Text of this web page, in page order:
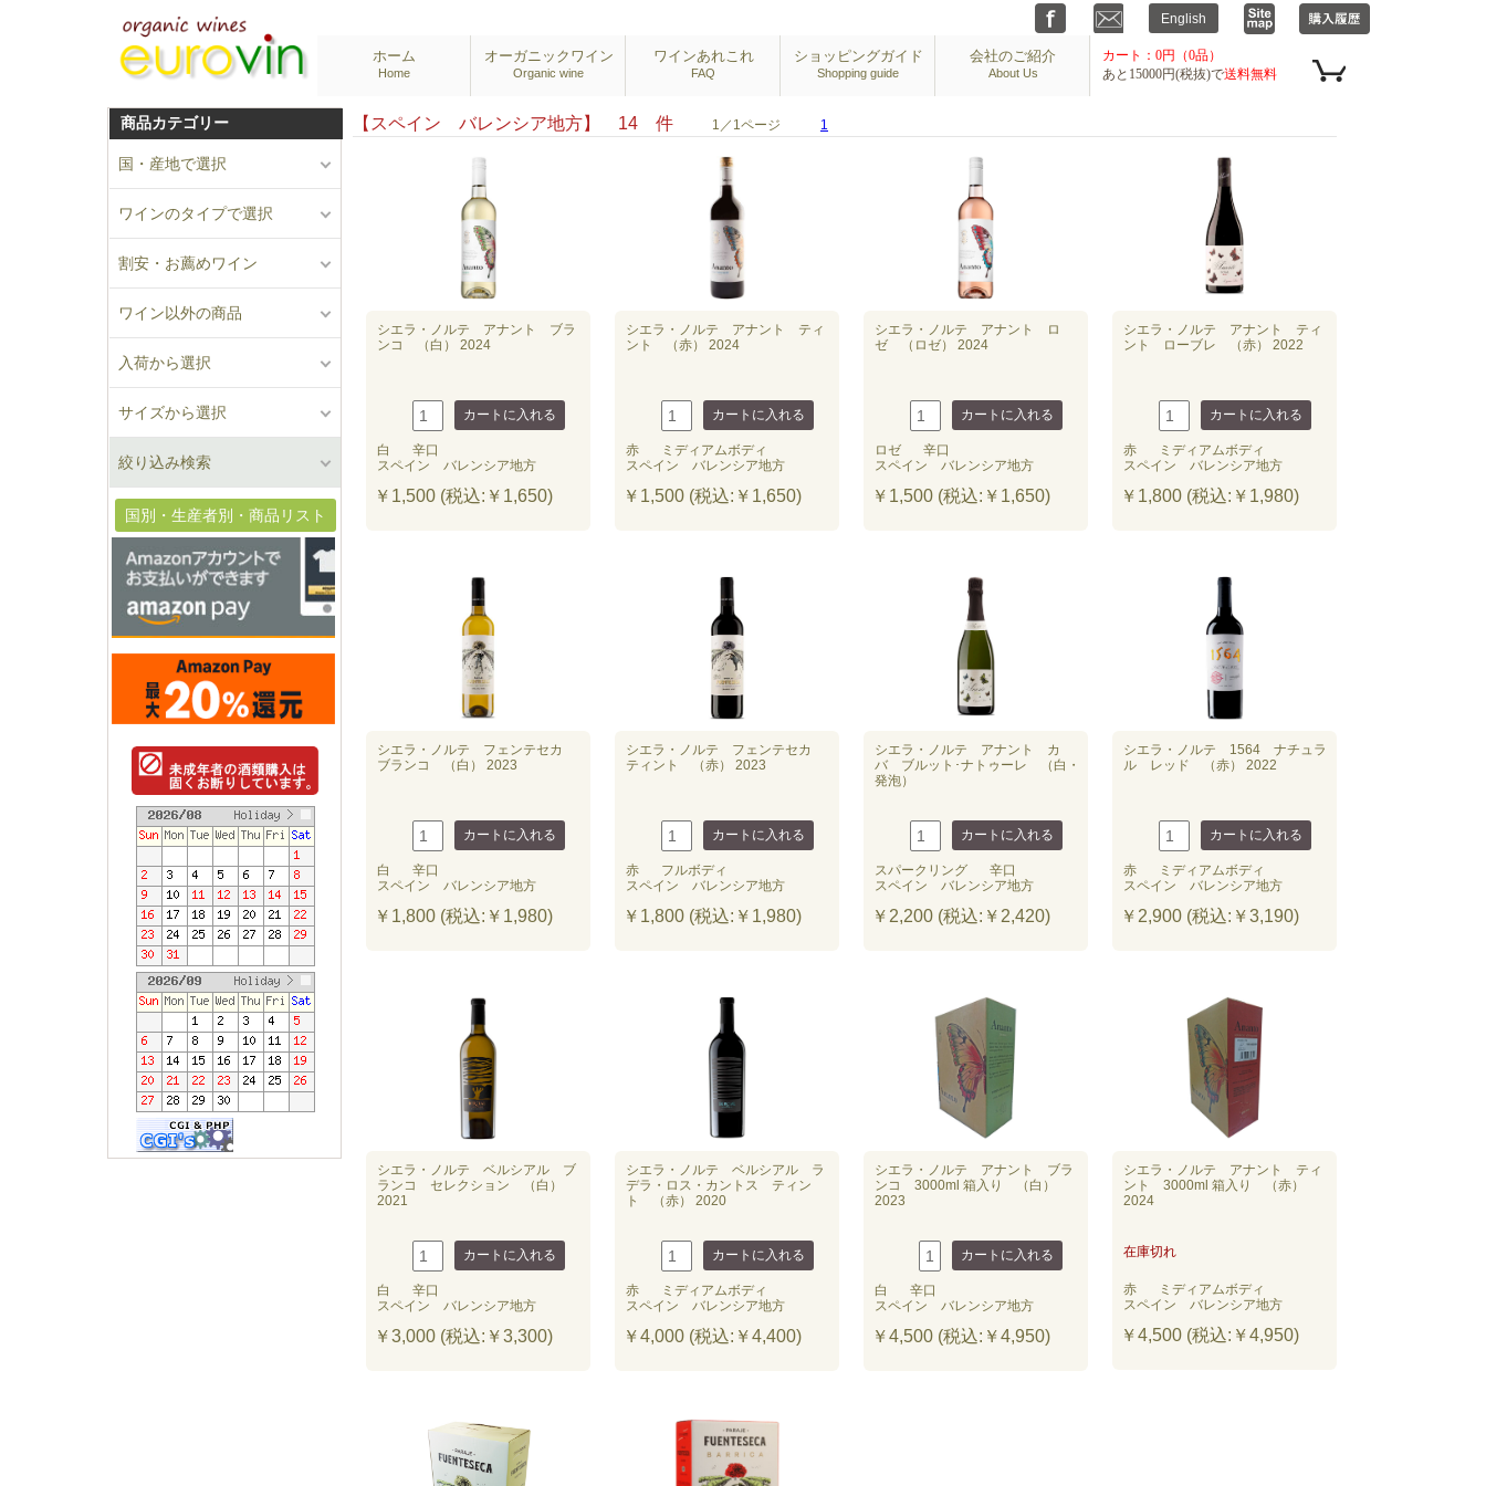
ホーム
Home
オーガニックワイン
Organic wine
ワインあれこれ
FAQ
ショッピングガイド
Shopping guide
会社のご紹介
About Us
カート：0円（0品）
あと15000円(税抜)で送料無料
商品カテゴリー
国・産地で選択
ワインのタイプで選択
割安・お薦めワイン
ワイン以外の商品
入荷から選択
サイズから選択
絞り込み検索
国別・生産者別・商品リスト
【スペイン バレンシア地方】 14 件 1／1ページ 1
シエラ・ノルテ アナント ブラ
ンコ （白） 2024
白
辛口
スペイン バレンシア地方
￥1,500 (税込:￥1,650)
シエラ・ノルテ アナント ティ
ント （赤） 2024
赤
ミディアムボディ
スペイン バレンシア地方
￥1,500 (税込:￥1,650)
シエラ・ノルテ アナント ロ
ゼ （ロゼ） 2024
ロゼ
辛口
スペイン バレンシア地方
￥1,500 (税込:￥1,650)
シエラ・ノルテ アナント ティ
ント ローブレ （赤） 2022
赤
ミディアムボディ
スペイン バレンシア地方
￥1,800 (税込:￥1,980)
シエラ・ノルテ フェンテセカ
ブランコ （白） 2023
白
辛口
スペイン バレンシア地方
￥1,800 (税込:￥1,980)
シエラ・ノルテ フェンテセカ
ティント （赤） 2023
赤
フルボディ
スペイン バレンシア地方
￥1,800 (税込:￥1,980)
シエラ・ノルテ アナント カ
バ ブルット･ナトゥーレ （白・
発泡）
スパークリング
辛口
スペイン バレンシア地方
￥2,200 (税込:￥2,420)
シエラ・ノルテ 1564 ナチュラ
ル レッド （赤） 2022
赤
ミディアムボディ
スペイン バレンシア地方
￥2,900 (税込:￥3,190)
シエラ・ノルテ ベルシアル ブ
ランコ セレクション （白）
2021
白
辛口
スペイン バレンシア地方
￥3,000 (税込:￥3,300)
シエラ・ノルテ ベルシアル ラ
デラ・ロス・カントス ティン
ト （赤） 2020
赤
ミディアムボディ
スペイン バレンシア地方
￥4,000 (税込:￥4,400)
シエラ・ノルテ アナント ブラ
ンコ 3000ml 箱入り （白）
2023
白
辛口
スペイン バレンシア地方
￥4,500 (税込:￥4,950)
シエラ・ノルテ アナント ティ
ント 3000ml 箱入り （赤）
2024
在庫切れ
赤
ミディアムボディ
スペイン バレンシア地方
￥4,500 (税込:￥4,950)